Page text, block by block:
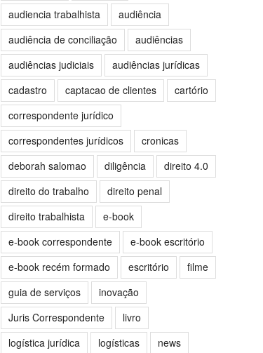
audiencia trabalhista
audiência
audiência de conciliação
audiências
audiências judiciais
audiências jurídicas
cadastro
captacao de clientes
cartório
correspondente jurídico
correspondentes jurídicos
cronicas
deborah salomao
diligência
direito 4.0
direito do trabalho
direito penal
direito trabalhista
e-book
e-book correspondente
e-book escritório
e-book recém formado
escritório
filme
guia de serviços
inovação
Juris Correspondente
livro
logística jurídica
logísticas news